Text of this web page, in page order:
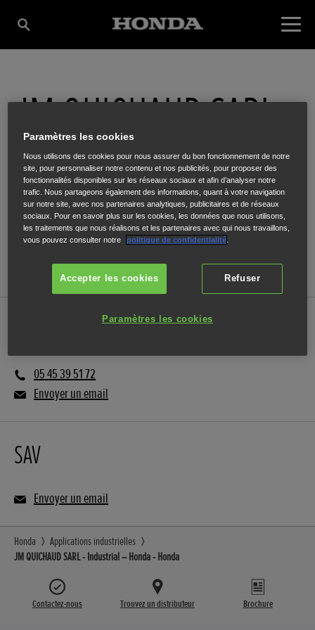
JM QUICHAUD SARL
ZA les pièces de l'âge,CHASSENEUIL-SUR-BONNIEURE,16260
ITINÉRAIRE
SITE INTERNET
05 45 39 51 72
Envoyer un email
SAV
Envoyer un email
Honda
Applications industrielles
JM QUICHAUD SARL - Industrial – Honda - Honda
Contactez-nous Trouvez un distributeur Brochure
Paramètres les cookies
Nous utilisons des cookies pour nous assurer du bon fonctionnement de notre
site, pour personnaliser notre contenu et nos publicités, pour proposer des
fonctionnalités disponibles sur les réseaux sociaux et afin d’analyser notre
trafic. Nous partageons également des informations, quant à votre navigation
sur notre site, avec nos partenaires analytiques, publicitaires et de réseaux
sociaux. Pour en savoir plus sur les cookies, les données que nous utilisons,
les traitements que nous réalisons et les partenaires avec qui nous travaillons,
vous pouvez consulter notre
politique de confidentialité
Refuser
Accepter les cookies
Paramètres les cookies